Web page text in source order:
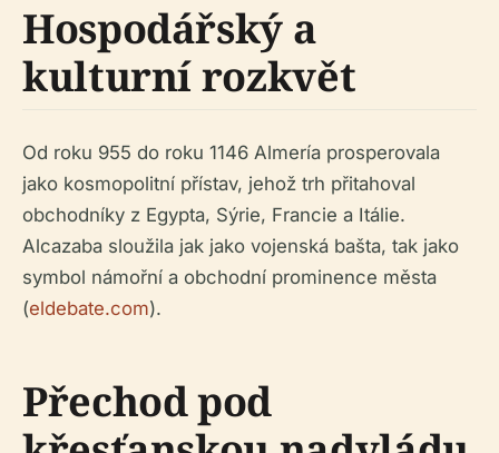
Hospodářský a
kulturní rozkvět
Od roku 955 do roku 1146 Almería prosperovala
jako kosmopolitní přístav, jehož trh přitahoval
obchodníky z Egypta, Sýrie, Francie a Itálie.
Alcazaba sloužila jak jako vojenská bašta, tak jako
symbol námořní a obchodní prominence města
(eldebate.com).
Přechod pod